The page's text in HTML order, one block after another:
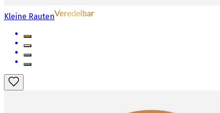
Kleine Rauten